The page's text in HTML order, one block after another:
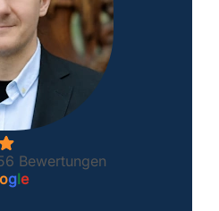
Bewertungen
ogle